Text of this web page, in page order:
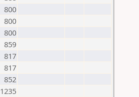
800
800
800
859
817
817
852
1235